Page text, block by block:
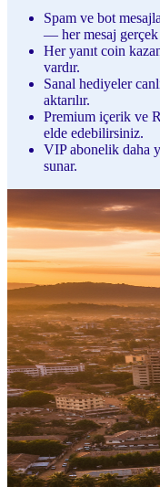
Spam ve bot
— her mesaj
Her yanıt coin
vardır.
Sanal hediyeler
aktarılır.
Premium içerik ve
elde edebilirsiniz.
VIP abonelik daha
sunar.